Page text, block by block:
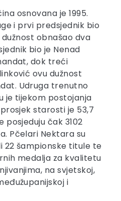
osnovana je 1995.
i prvi predsjednik bio
dužnost obnašao dva
bio je Nenad
dok treći
ovu dužnost
Udruga trenutno
je tijekom postojanja
starosti je 53,7
posjeduju čak 3102
Pčelari Nektara su
22 šampionske titule te
medalja za kvalitetu
na svjetskoj,
i